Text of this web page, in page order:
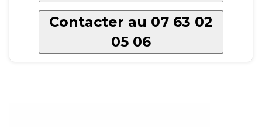
Contacter au 07 63 02
05 06